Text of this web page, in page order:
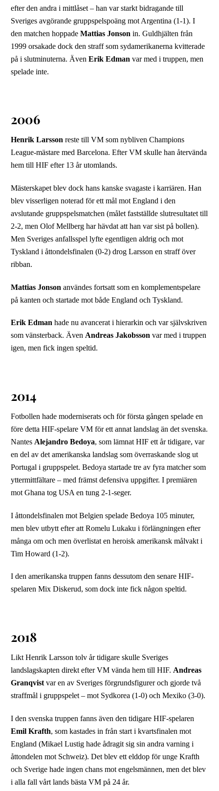
efter den andra i mittlåset – han var starkt bidragande till
Sveriges avgörande gruppspelspoäng mot Argentina (1-1). I
den matchen hoppadeMattias Jonson in. Guldhjälten från
1999 orsakade dock den straff som sydamerikanerna kvitterade
på i slutminuterna. ÄvenErik Edman var med i truppen, men
spelade inte.
2006
Henrik Larsson reste till VM som nybliven Champions
League-mästare med Barcelona. Efter VM skulle han återvända
hem till HIF efter 13 år utomlands.
Mästerskapet blev dock hans kanske svagaste i karriären. Han
blev visserligen noterad för ett mål mot England i den
avslutande gruppspelsmatchen (målet fastställde slutresultatet till
2-2, men Olof Mellberg har hävdat att han var sist på bollen).
Men Sveriges anfallsspel lyfte egentligen aldrig och mot
Tyskland i åttondelsfinalen (0-2) drog Larsson en straff över
ribban.
Mattias Jonson användes fortsatt som en komplementspelare
på kanten och startade mot både England och Tyskland.
Erik Edman hade nu avancerat i hierarkin och var självskriven
som vänsterback. Även Andreas Jakobsson var med i truppen
igen, men fick ingen speltid.
2014
Fotbollen hade moderniserats och för första gången spelade en
före detta HIF-spelare VM för ett annat landslag än det svenska.
Nantes Alejandro Bedoya, som lämnat HIF ett år tidigare, var
en del av det amerikanska landslag som överraskande slog ut
Portugal i gruppspelet. Bedoya startade tre av fyra matcher som
yttermittfältare – med främst defensiva uppgifter. I premiären
mot Ghana tog USA en tung 2-1-seger.
I åttondelsfinalen mot Belgien spelade Bedoya 105 minuter,
men blev utbytt efter att Romelu Lukaku i förlängningen efter
många om och men överlistat en heroisk amerikansk målvakt i
Tim Howard (1-2).
I den amerikanska truppen fanns dessutom den senare HIF-
spelaren Mix Diskerud, som dock inte fick någon speltid.
2018
Likt Henrik Larsson tolv år tidigare skulle Sveriges
landslagskapten direkt efter VM vända hem till HIF. Andreas
Granqvist var en av Sveriges förgrundsfigurer och gjorde två
straffmål i gruppspelet – mot Sydkorea (1-0) och Mexiko (3-0).
I den svenska truppen fanns även den tidigare HIF-spelaren
Emil Krafth, som kastades in från start i kvartsfinalen mot
England (Mikael Lustig hade ådragit sig sin andra varning i
åttondelen mot Schweiz). Det blev ett elddop för unge Krafth
och Sverige hade ingen chans mot engelsmännen, men det blev
i alla fall vårt lands bästa VM på 24 år.